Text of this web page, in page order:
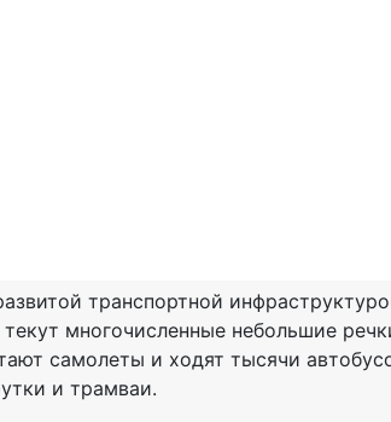
транспортной
многочисленные небольшие
самолеты и ходят тысячи
и трамваи.